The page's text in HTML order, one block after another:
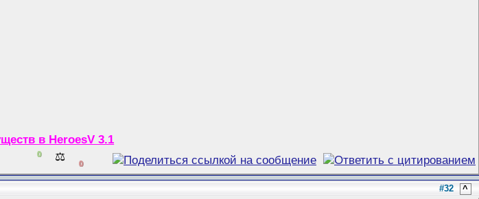
в HeroesV 3.1
0 ⚖️ 0
#32 ^